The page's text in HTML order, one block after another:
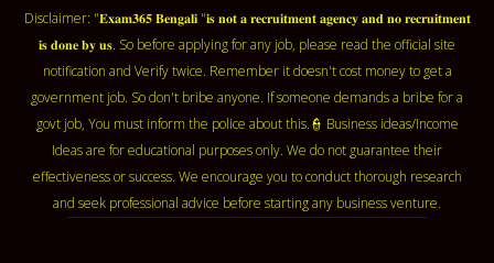
Disclaimer: "𝐄𝐱𝐚𝐦𝟑𝟔𝟓 𝐁𝐞𝐧𝐠𝐚𝐥𝐢 "𝐢𝐬 𝐧𝐨𝐭 𝐚 𝐫𝐞𝐜𝐫𝐮𝐢𝐭𝐦𝐞𝐧𝐭 𝐚𝐠𝐞𝐧𝐜𝐲 𝐚𝐧𝐝 𝐧𝐨 𝐫𝐞𝐜𝐫𝐮𝐢𝐭𝐦𝐞𝐧𝐭
𝐢𝐬 𝐝𝐨𝐧𝐞 𝐛𝐲 𝐮𝐬. So before applying for any job, please read the official site
notification and Verify twice. Remember it doesn't cost money to get a
government job. So don't bribe anyone. If someone demands a bribe for a
govt job, You must inform the police about this.👮 Business ideas/Income
Ideas are for educational purposes only. We do not guarantee their
effectiveness or success. We encourage you to conduct thorough research
and seek professional advice before starting any business venture.